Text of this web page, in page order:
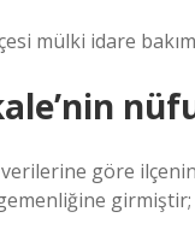
mülki idare
göre
girmiştir;